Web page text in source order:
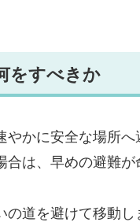
をすべきか
かに安全な場所
は、早めの避難が
道を避けて移動